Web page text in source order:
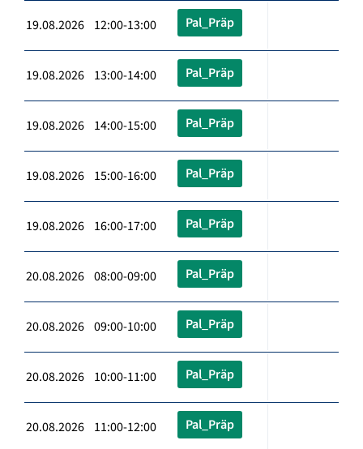
19.08.2026 12:00-13:00 Pal_Präp
19.08.2026 13:00-14:00 Pal_Präp
19.08.2026 14:00-15:00 Pal_Präp
19.08.2026 15:00-16:00 Pal_Präp
19.08.2026 16:00-17:00 Pal_Präp
20.08.2026 08:00-09:00 Pal_Präp
20.08.2026 09:00-10:00 Pal_Präp
20.08.2026 10:00-11:00 Pal_Präp
20.08.2026 11:00-12:00 Pal_Präp